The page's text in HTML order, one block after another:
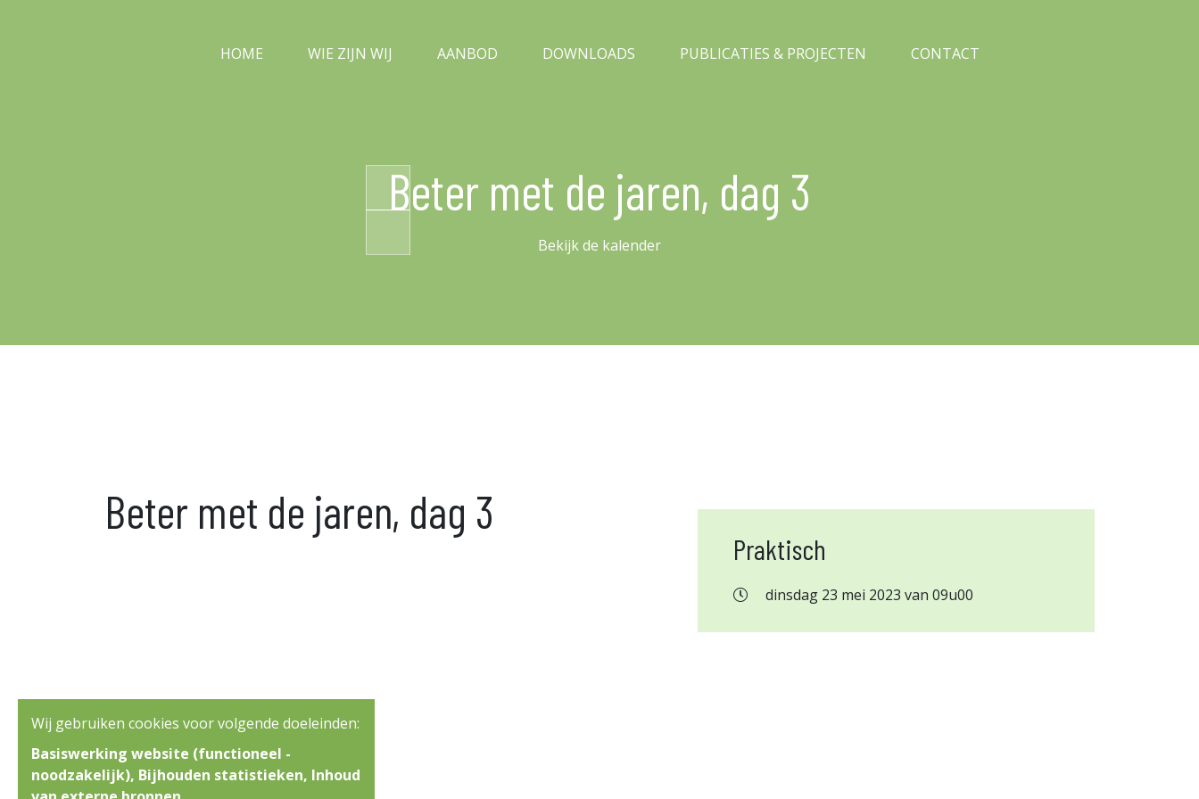
HOME WIE ZIJN WIJ AANBOD DOWNLOADS PUBLICATIES & PROJECTEN CONTACT
Beter met de jaren, dag 3
Bekijk de kalender
Beter met de jaren, dag 3
Praktisch
dinsdag 23 mei 2023 van 09u00
Wij gebruiken cookies voor volgende doeleinden:
Basiswerking website (functioneel -
noodzakelijk), Bijhouden statistieken, Inhoud